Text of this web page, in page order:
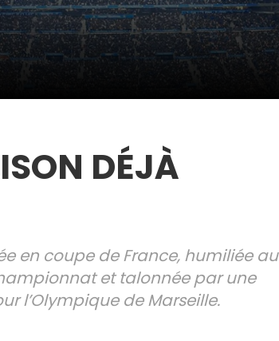
DÉJÀ
en coupe de France, humiliée au
et talonnée par une
l’Olympique de Marseille.